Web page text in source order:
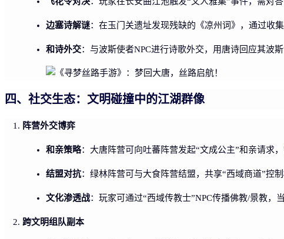
边塞诗解谜：在玉门关遗址发现残缺的《凉州词》，通过收
和诗外交：与波斯使者NPC进行诗歌外交，用唐诗回应其波
四、社交生态：文明碰撞中的江湖群像
阵营外交博弈
和亲策略：大唐阵营可向吐蕃阵营发起“文成公主”和亲请求
结盟对抗：绿林阵营可与大食阵营结盟，共享“西域商道”控
文化渗透战：玩家可通过“西域传教士”NPC传播佛教/景教，
跨文明组队副本